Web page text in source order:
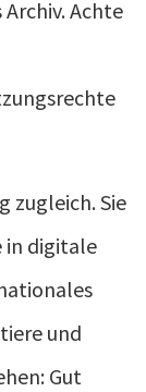
Achte
zugleich. Sie
in digitale
und
Gut